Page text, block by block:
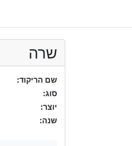
שרה
שם הריקוד:
סוג:
יוצר:
שנה: